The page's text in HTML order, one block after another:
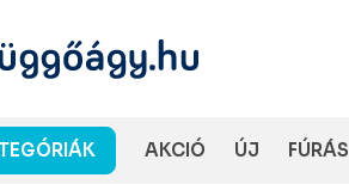
AKCIÓ ÚJ FÚRÁS